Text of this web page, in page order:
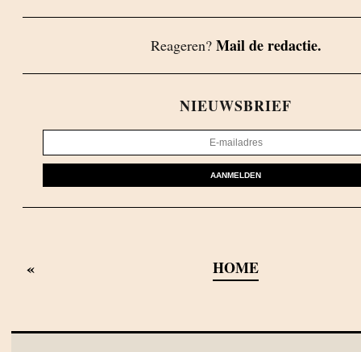
Reageren? Mail de redactie.
NIEUWSBRIEF
AANMELDEN
« HOME